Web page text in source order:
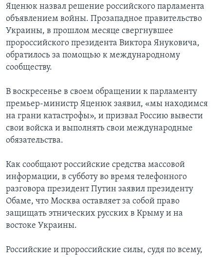
Яценюк назвал решение российского парламента
объявлением войны. Прозападное правительство
Украины, в прошлом месяце свергнувшее
пророссийского президента Виктора Януковича,
обратилось за помощью к международному
сообществу.
В воскресенье в своем обращении к парламенту
премьер-министр Яценюк заявил, «мы находимся
на грани катастрофы», и призвал Россию вывести
свои войска и выполнять свои международные
обязательства.
Как сообщают российские средства массовой
информации, в субботу во время телефонного
разговора президент Путин заявил президенту
Обаме, что Москва оставляет за собой право
защищать этнических русских в Крыму и на
востоке Украины.
Российские и пророссийские силы, судя по всему,